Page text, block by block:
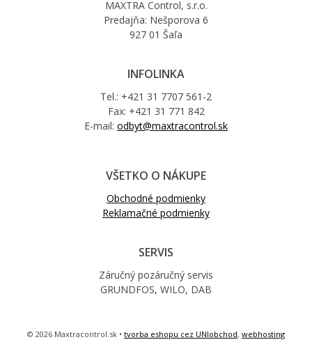
MAXTRA Control, s.r.o.
Predajňa: Nešporova 6
927 01 Šaľa
INFOLINKA
Tel.: +421 31 7707 561-2
Fax: +421 31 771 842
E-mail: odbyt@maxtracontrol.sk
VŠETKO O NÁKUPE
Obchodné podmienky
Reklamačné podmienky
SERVIS
Záručný pozáručný servis
GRUNDFOS, WILO, DAB
© 2026 Maxtracontrol.sk • tvorba eshopu cez UNIobchod, webhosting